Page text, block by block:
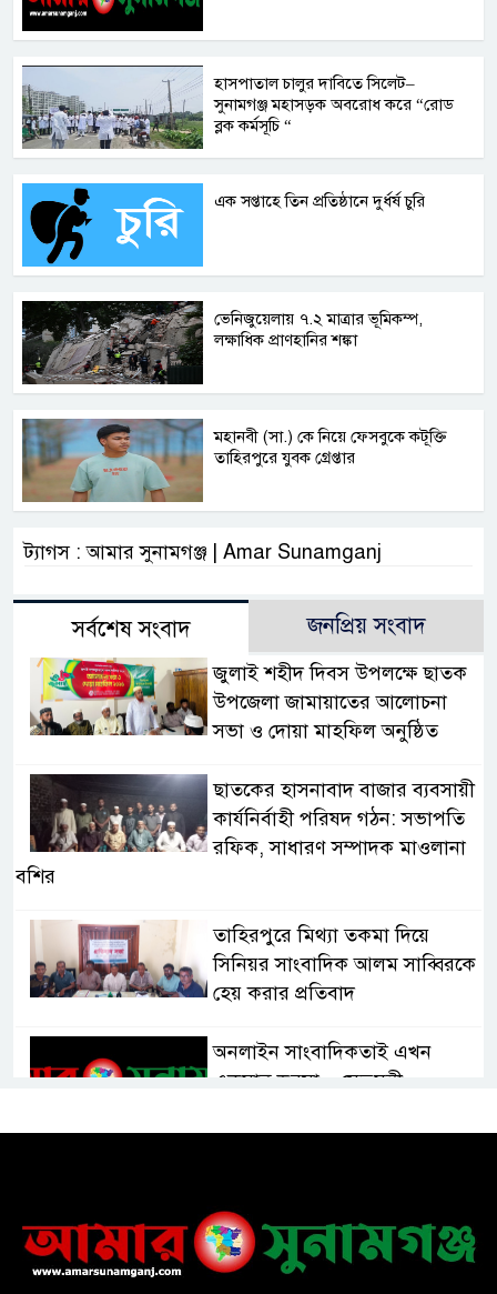
হাসপাতাল চালুর দাবিতে সিলেট–
সুনামগঞ্জ মহাসড়ক অবরোধ করে “রোড
ব্লক কর্মসূচি “
এক সপ্তাহে তিন প্রতিষ্ঠানে দুর্ধর্ষ চুরি
ভেনিজুয়েলায় ৭.২ মাত্রার ভূমিকম্প,
লক্ষাধিক প্রাণহানির শঙ্কা
মহানবী (সা.) কে নিয়ে ফেসবুকে কটূক্তি
তাহিরপুরে যুবক গ্রেপ্তার
ট্যাগস : আমার সুনামগঞ্জ | Amar Sunamganj
সর্বশেষ সংবাদ জনপ্রিয় সংবাদ
জুলাই শহীদ দিবস উপলক্ষে ছাতক
উপজেলা জামায়াতের আলোচনা
সভা ও দোয়া মাহফিল অনুষ্ঠিত
ছাতকের হাসনাবাদ বাজার ব্যবসায়ী
কার্যনির্বাহী পরিষদ গঠন: সভাপতি
রফিক, সাধারণ সম্পাদক মাওলানা
বশির
তাহিরপুরে মিথ্যা তকমা দিয়ে
সিনিয়র সাংবাদিক আলম সাব্বিরকে
হেয় করার প্রতিবাদ
অনলাইন সাংবাদিকতাই এখন
একমাত্র ভরসা – সেতুমন্ত্রী
“রোড ব্লক কর্মসূচি “
তাহিরপুরে বজ্রপাতে যুবকের মৃত্যু